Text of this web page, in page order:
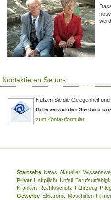
Kontaktieren Sie uns
Nutzen Sie die Gelegenheit
Bitte verwenden Sie dazu
zum Kontaktformular
Startseite News Aktuelles
Privat Haftpflicht Unfall
Kranken Rechtsschutz Fahrzeug
Gewerbe Elektronik Maschinen